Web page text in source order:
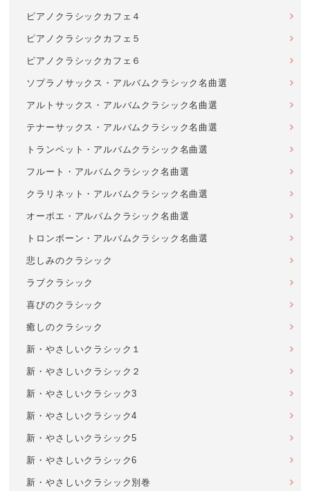
ピアノクラシックカフェ４
ピアノクラシックカフェ５
ピアノクラシックカフェ６
ソプラノサックス・アルバムクラシック名曲選
アルトサックス・アルバムクラシック名曲選
テナーサックス・アルバムクラシック名曲選
トランペット・アルバムクラシック名曲選
フルート・アルバムクラシック名曲選
クラリネット・アルバムクラシック名曲選
オーボエ・アルバムクラシック名曲選
トロンボーン・アルバムクラシック名曲選
悲しみのクラシック
ラブクラシック
喜びのクラシック
癒しのクラシック
新・やさしいクラシック１
新・やさしいクラシック２
新・やさしいクラシック3
新・やさしいクラシック4
新・やさしいクラシック5
新・やさしいクラシック6
新・やさしいクラシック別巻